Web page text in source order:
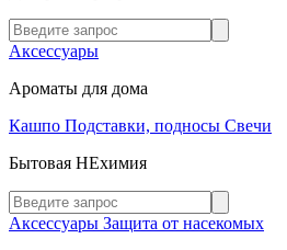
Аксессуары
Ароматы для дома
Кашпо Подставки, подносы Свечи
Бытовая НЕхимия
Аксессуары Защита от насекомых